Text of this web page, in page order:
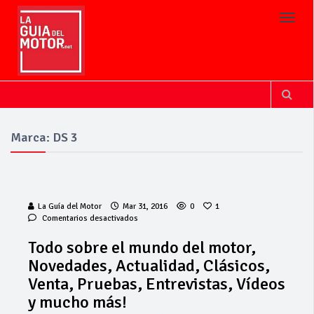
Marca: DS 3
La Guía del Motor Mar 31, 2016 0
1
Comentarios desactivados
el
mundo
del
motor,
Todo sobre el mundo del motor,
Novedades, Actualidad, Clásicos,
Venta, Pruebas, Entrevistas, Vídeos
y mucho más!
La Junta
implementa